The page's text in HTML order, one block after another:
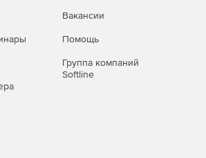
Вакансии
Помощь
Группа компаний
Softline